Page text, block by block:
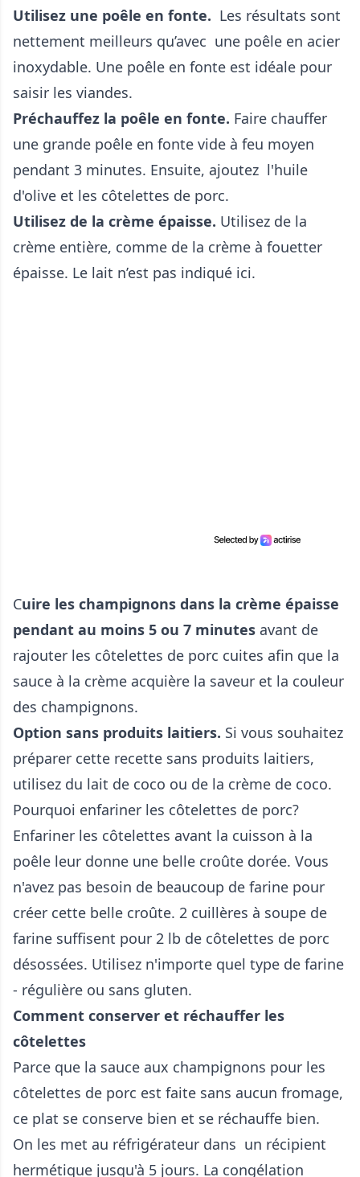
Utilisez une poêle en fonte. Les résultats sont
nettement meilleurs qu’avec une poêle en acier
inoxydable. Une poêle en fonte est idéale pour
saisir les viandes.
Préchauffez la poêle en fonte. Faire chauffer
une grande poêle en fonte vide à feu moyen
pendant 3 minutes. Ensuite, ajoutez l'huile
d'olive et les côtelettes de porc.
Utilisez de la crème épaisse. Utilisez de la
crème entière, comme de la crème à fouetter
épaisse. Le lait n’est pas indiqué ici.
Cuire les champignons dans la crème épaisse
pendant au moins 5 ou 7 minutes avant de
rajouter les côtelettes de porc cuites afin que la
sauce à la crème acquière la saveur et la couleur
des champignons.
Option sans produits laitiers. Si vous souhaitez
préparer cette recette sans produits laitiers,
utilisez du lait de coco ou de la crème de coco.
Pourquoi enfariner les côtelettes de porc?
Enfariner les côtelettes avant la cuisson à la
poêle leur donne une belle croûte dorée. Vous
n'avez pas besoin de beaucoup de farine pour
créer cette belle croûte. 2 cuillères à soupe de
farine suffisent pour 2 lb de côtelettes de porc
désossées. Utilisez n'importe quel type de farine
- régulière ou sans gluten.
Comment conserver et réchauffer les
côtelettes
Parce que la sauce aux champignons pour les
côtelettes de porc est faite sans aucun fromage,
ce plat se conserve bien et se réchauffe bien.
On les met au réfrigérateur dans un récipient
hermétique jusqu'à 5 jours. La congélation